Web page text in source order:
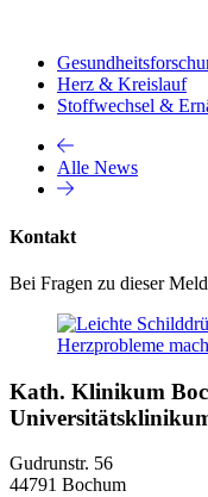
Herz & Kreislauf
Stoffwechsel &
Alle News
Kontakt
Bei Fragen zu dieser
Kath. Klinikum
Gudrunstr. 56
44791 Bochum